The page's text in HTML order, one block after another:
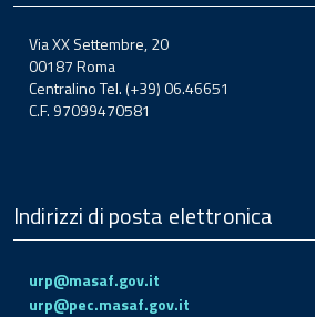
Via XX Settembre, 20
00187 Roma
Centralino Tel. (+39) 06.46651
C.F. 97099470581
Indirizzi di posta elettronica
urp@masaf.gov.it
urp@pec.masaf.gov.it